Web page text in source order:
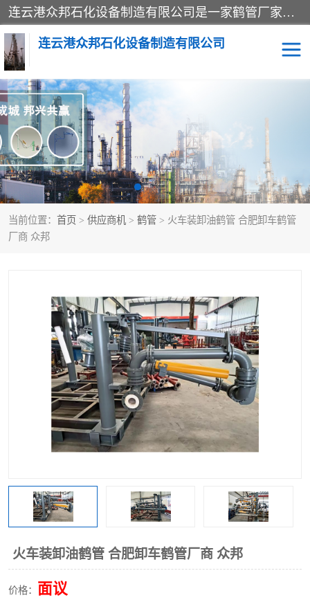
连云港众邦石化设备制造有限公司是一家鹤管厂家主营：鹤管、装车鹤管等，是致力于石油、石化等流体装卸设备(主要产品如鹤管、输油臂、脱缆钩等)的咨询、设计、制造、检测、安装指导、系统调试、维修维护等业务的公司。
连云港众邦石化设备制造有限公司
当前位置： 首页 > 供应商机 > 鹤管 > 火车装卸油鹤管 合肥卸车鹤管
厂商 众邦
火车装卸油鹤管 合肥卸车鹤管厂商 众邦
价格： 面议
鹤管 顶部装卸鹤管
底部装卸鹤管 LNG低温鹤管
液氨鹤管 液化气鹤管
鹤管配件 活动梯栈台